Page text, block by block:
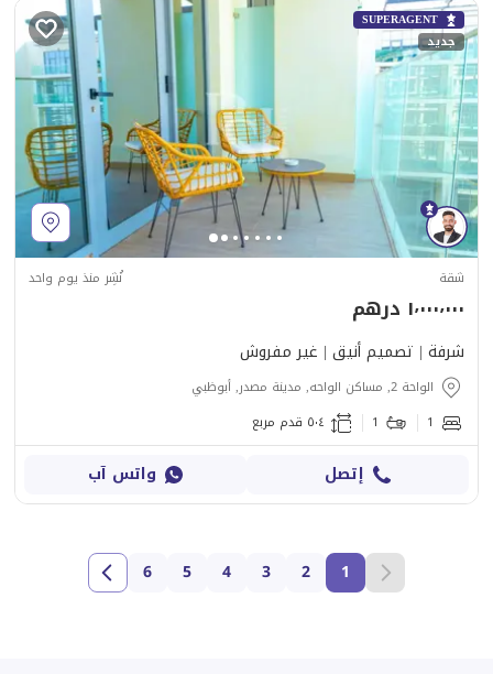
SUPERAGENT
جديد
شقة نُشِر منذ يوم واحد
١٬٠٠٠٬٠٠٠ درهم
شرفة | تصميم أنيق | غير مفروش
الواحة 2, مساكن الواحه, مدينة مصدر, أبوظبي
1
1 ٥٠٤ قدم مربع
إتصل واتس آب
1
2
3
4
5
6